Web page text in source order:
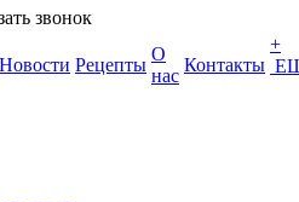
звонок
Новости Рецепты
О
нас
Контакты
+